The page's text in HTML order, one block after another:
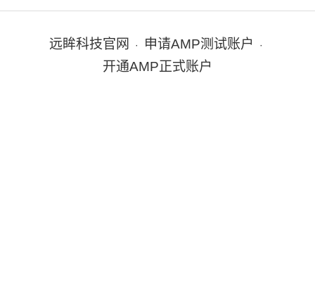
远眸科技官网 · 申请AMP测试账户 ·
开通AMP正式账户